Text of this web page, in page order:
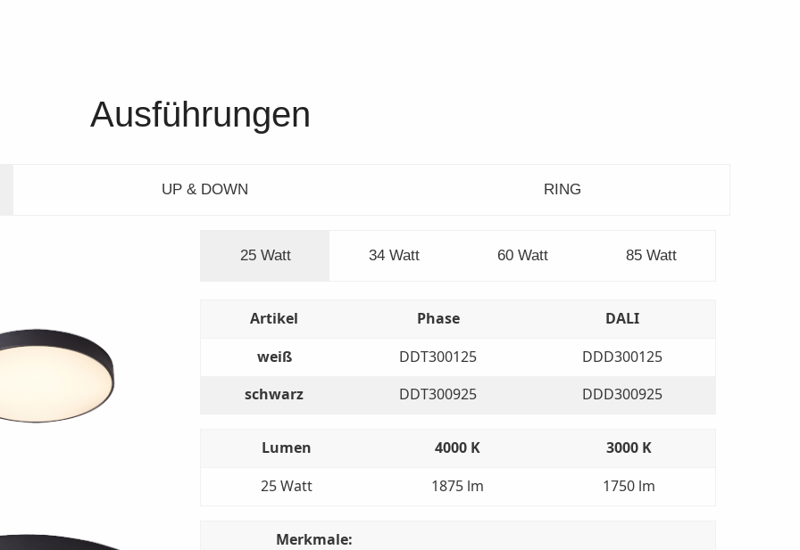
Ausführungen
UP & DOWN RING
25 Watt 34 Watt 60 Watt 85 Watt
Artikel Phase
DALI
weiß
DDT300125
DDD300125
schwarz
DDT300925 DDD300925
Lumen 4000 K
3000 K
25 Watt
1875 lm 1750 lm
Merkmale: